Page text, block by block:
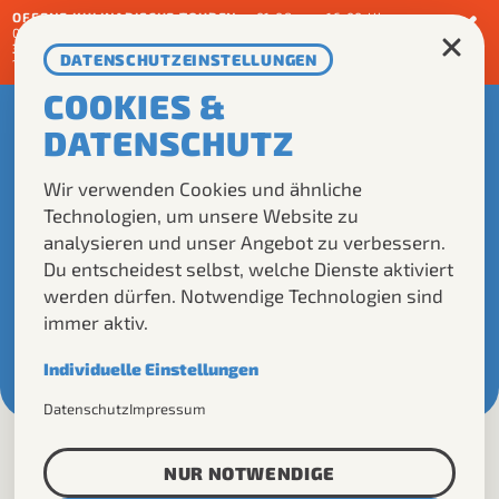
DATENSCHUTZEINSTELLUNGEN
COOKIES &
DATENSCHUTZ
Wir verwenden Cookies und ähnliche
Technologien, um unsere Website zu
analysieren und unser Angebot zu verbessern.
Du entscheidest selbst, welche Dienste aktiviert
werden dürfen. Notwendige Technologien sind
immer aktiv.
Erforderlich für den grundlegenden Betrieb
Individuelle Einstellungen
DatenschutzImpressum
NUR NOTWENDIGE
OFFENE KULINARISCHE TOUREN:•01.08. um 16:00 Uhr•
05.09. um 10:00 Uhr
3 GÄNGE – 3 ORTE FEINSCHMECKEREDITION: 01.08. um
18:00 Uhr• 22.08. um 18:00 Uhr•05.09. um 18:00 Uhr
ANGEBOT
ÜBER UNS
DMC
FAQS